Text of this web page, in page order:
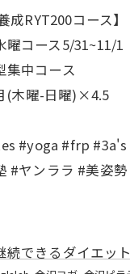
成RYT200コース】
コース5/31~11/1
中コース
(木曜-日曜)×4.5
#yoga #frp #3a's
#ヤンララ #美姿
続できるダイエット